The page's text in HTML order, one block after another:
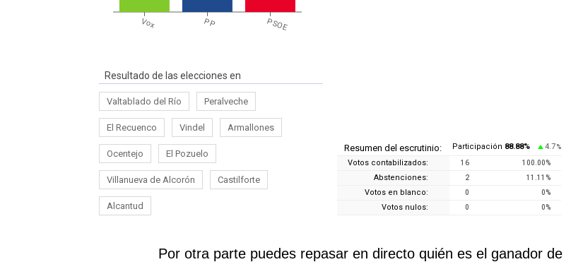
Vox PP PSOE
Resultado de las elecciones en
Valtablado del Río Peralveche
El Recuenco Vindel Armallones
Ocentejo El Pozuelo
Villanueva de Alcorón Castilforte
Alcantud
Resumen del escrutinio: Participación 88.88% 4.7 %
Votos contabilizados: 16 100.00%
Abstenciones: 2 11.11 %
Votos en blanco: 0 0%
Votos nulos: 0 0%
Por otra parte puedes repasar en directo quién es el ganador de